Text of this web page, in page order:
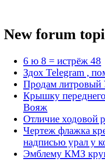
New forum
6 ю 8 = истрёж 48
Здох Telegram ,
Продам литровый
Крышку
Вояж
Отличие ходовой
Чертеж флажка
надписью урал у
Эмблему КМЗ